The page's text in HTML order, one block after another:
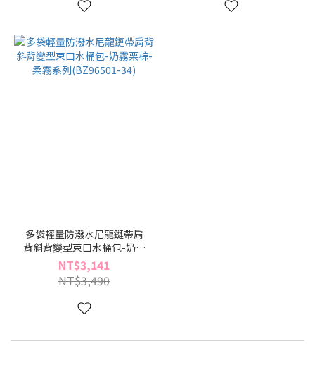
多袋輕量防潑水尼龍鏈帶肩
背斜背變型束口水桶包-奶霧
栗棕-柔霧系列(BZ96501-
34)
NT$3,141
NT$3,490